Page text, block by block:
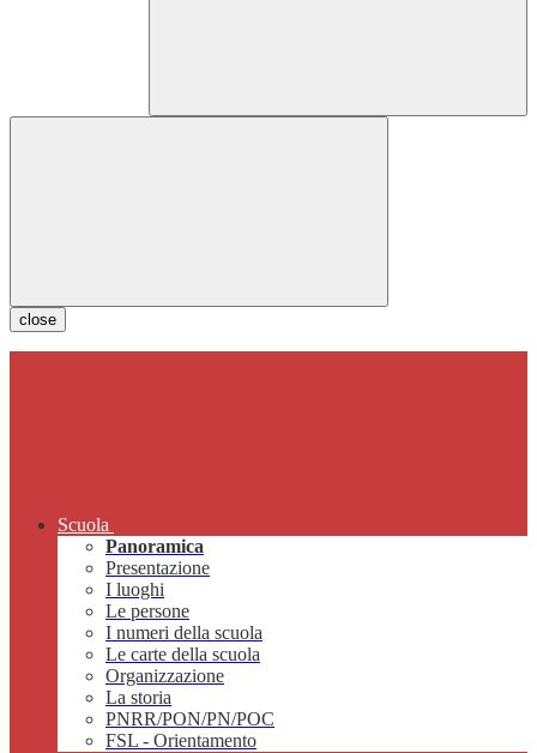
close
Scuola
Panoramica
Presentazione
I luoghi
Le persone
I numeri della scuola
Le carte della scuola
Organizzazione
La storia
PNRR/PON/PN/POC
FSL - Orientamento